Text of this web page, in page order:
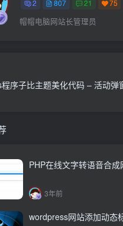
2 807 21 75
帽帽电脑网站长管理员
序子比主题美化代码 – 活动弹
PHP在线文字转语音合
3年前
wordpress网站添加动态